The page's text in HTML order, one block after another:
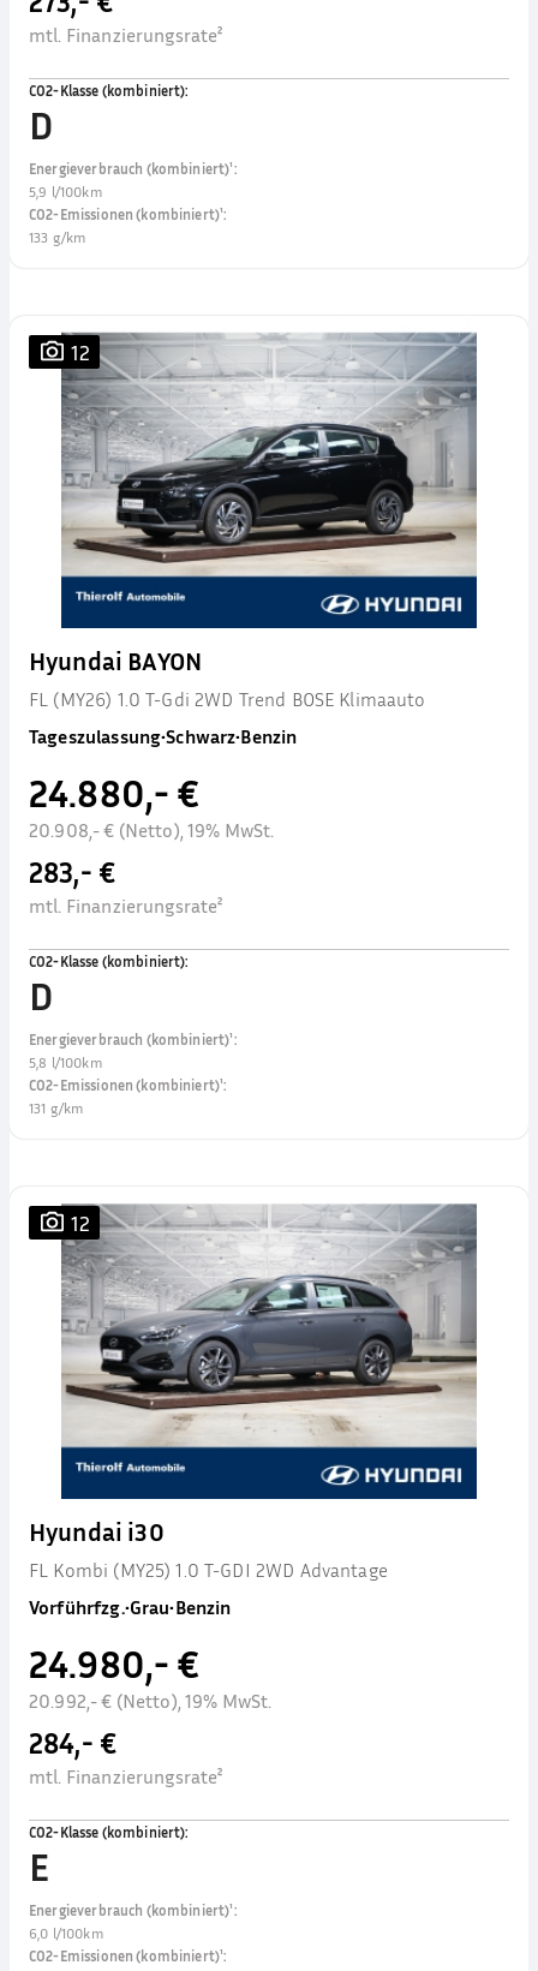
mtl. Finanzierungsrate²
CO2-Klasse (kombiniert):
D
Energieverbrauch (kombiniert)¹:
5,9 l/100km
CO2-Emissionen (kombiniert)¹:
133 g/km
12
Hyundai BAYON
FL (MY26) 1.0 T-Gdi 2WD Trend BOSE Klimaauto
Tageszulassung•Schwarz•Benzin
24.880,- €
20.908,- € (Netto), 19% MwSt.
283,- €
mtl. Finanzierungsrate²
CO2-Klasse (kombiniert):
D
Energieverbrauch (kombiniert)¹:
5,8 l/100km
CO2-Emissionen (kombiniert)¹:
131 g/km
12
Hyundai i30
FL Kombi (MY25) 1.0 T-GDI 2WD Advantage
Vorführfzg.•Grau•Benzin
24.980,- €
20.992,- € (Netto), 19% MwSt.
284,- €
mtl. Finanzierungsrate²
CO2-Klasse (kombiniert):
E
Energieverbrauch (kombiniert)¹:
6,0 l/100km
CO2-Emissionen (kombiniert)¹: